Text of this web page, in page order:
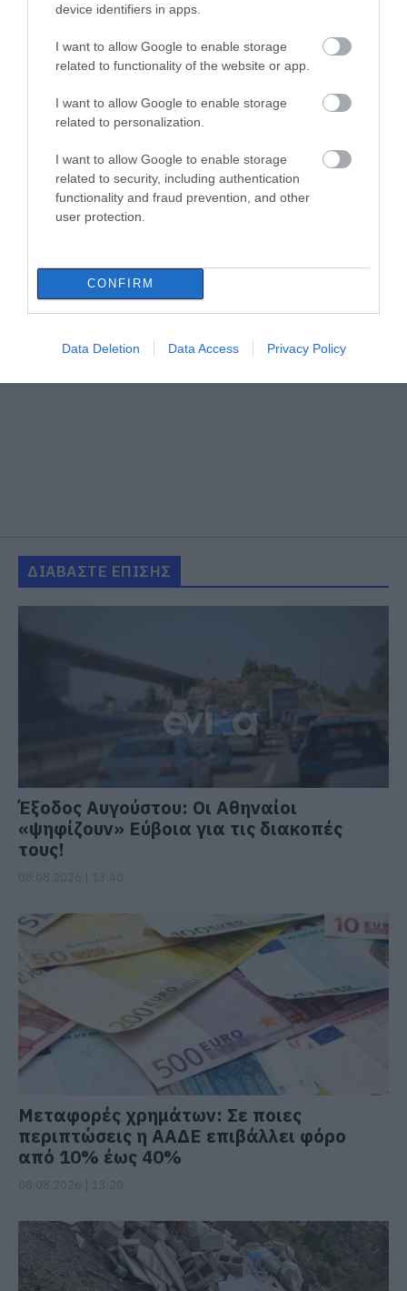
device identifiers in apps.
I want to allow Google to enable storage
related to functionality of the website or app.
I want to allow Google to enable storage
related to personalization.
I want to allow Google to enable storage
related to security, including authentication
functionality and fraud prevention, and other
user protection.
CONFIRM
Data Deletion Data Access Privacy Policy
ΔΙΑΒΑΣΤΕ ΕΠΙΣΗΣ
Έξοδος Αυγούστου: Οι Αθηναίοι
«ψηφίζουν» Εύβοια για τις διακοπές
τους!
Μεταφορές χρημάτων: Σε ποιες
περιπτώσεις η ΑΑΔΕ επιβάλλει φόρο
από 10% έως 40%